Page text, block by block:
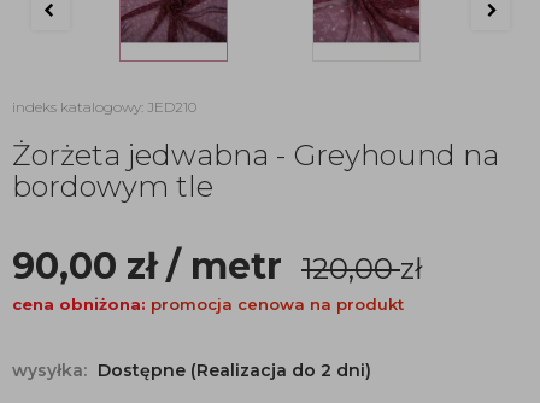
indeks katalogowy: JED210
Żorżeta jedwabna - Greyhound na
bordowym tle
90,00 zł/ metr 120,00zł
cena obniżona: promocja cenowa na produkt
wysyłka: Dostępne (Realizacja do 2 dni)